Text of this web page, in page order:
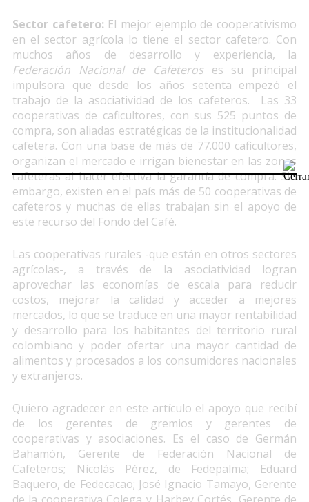
Sector cafetero: El mejor ejemplo de cooperativismo
en el sector agrícola lo tiene el sector cafetero. Con
muchos años de desarrollo y experiencia, la
Federación Nacional de Cafeteros es su principal
impulsora que desde los años setenta empezó el
trabajo de la asociatividad de los cafeteros. Las 33
cooperativas de caficultores, con sus 525 puntos de
compra, son aliadas estratégicas de la institucionalidad
cafetera. Con una base de más de 77.000 caficultores,
organizan el mercado e irrigan bienestar en las zonas
cafeteras al hacer efectiva la garantía de compra. Sin
embargo, existen en el país más de 50 cooperativas de
cafeteros y muchas de ellas trabajan sin el apoyo de
este recurso del Fondo del Café.
Las cooperativas rurales -que están en otros sectores
agrícolas-, a través de la asociatividad logran
aprovechar las economías de escala para reducir
costos, mejorar la calidad y acceder a mejores
mercados, lo que se traduce en una mayor rentabilidad
y desarrollo para los habitantes del territorio rural
colombiano y poder ofertar una mayor cantidad de
alimentos y procesados a los consumidores nacionales
y extranjeros.
Quiero agradecer en este artículo el apoyo que recibí
de los gerentes de gremios y gerentes de
cooperativas y asociaciones. Es el caso de Germán
Bahamón, Gerente de Federación Nacional de
Cafeteros; Nicolás Pérez, de Fedepalma; Eduard
Baquero, de Fedecacao; José Ignacio Tamayo, Gerente